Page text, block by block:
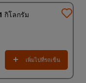
กิโลกรัม
เพิ่มไปที่รถเข็น